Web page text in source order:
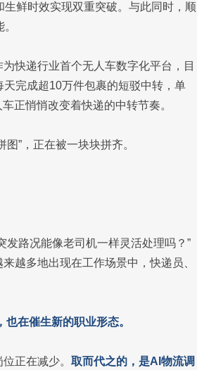
鲜时效实现双重突破。与此同时，顺
为快递行业首个无人车数字化平台，目
完成超10万件包裹的短驳中转，单
正悄悄改变着快递的中转节奏。
”，正在被一块块拼齐。
路况能像老司机一样灵活处理吗？”
越多地出现在工作场景中，快递员、
在催生新的职业形态。
正在减少。 取而代之的，是AI物流调